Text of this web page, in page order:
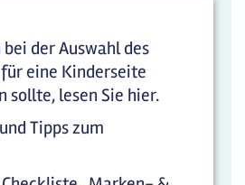
der Auswahl des
eine Kinderseite
sollte, lesen Sie hier.
Tipps zum